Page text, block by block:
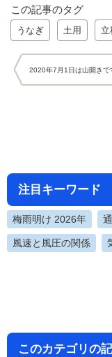
この記事のタグ
うなぎ 土用 立
2020年7月1日は山開きで
注目キーワード
梅雨明け 2026年
風速と風圧の関係
このカテゴリの